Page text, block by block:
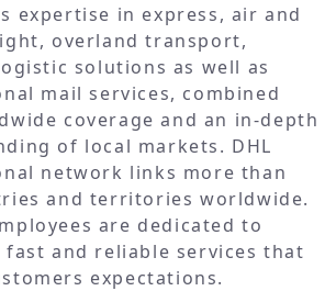
expertise in express, air and
overland transport,
solutions as well as
mail services, combined
coverage and an in-depth
of local markets. DHL
network links more than
and territories worldwide.
are dedicated to
and reliable services that
expectations.